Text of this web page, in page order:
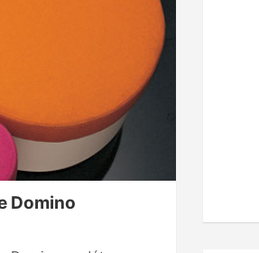
Domino